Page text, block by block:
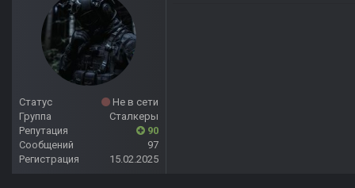
Статус
Не в сети
Группа
Сталкеры
Репутация
90
Сообщений
97
Регистрация
15.02.2025